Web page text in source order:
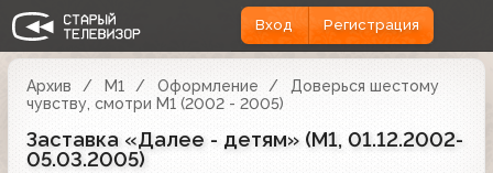
Вход Регистрация
Архив М1 Оформление
Доверься шестому
чувству, смотри М1 (2002 - 2005)
Заставка «Далее - детям» (М1, 01.12.2002-
05.03.2005)